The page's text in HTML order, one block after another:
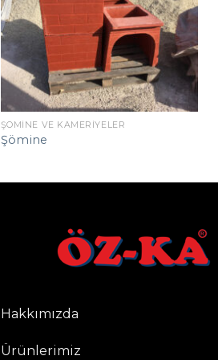
ŞÖMINE VE KAMERIYELER
Şömine
Hakkımızda
Ürünlerimiz